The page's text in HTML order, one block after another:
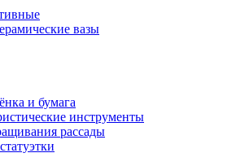
вазы
и бумага
инструменты
рассады